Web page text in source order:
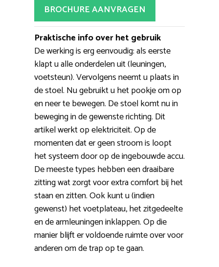
BROCHURE AANVRAGEN
Praktische info over het gebruik
De werking is erg eenvoudig: als eerste
klapt u alle onderdelen uit (leuningen,
voetsteun). Vervolgens neemt u plaats in
de stoel. Nu gebruikt u het pookje om op
en neer te bewegen. De stoel komt nu in
beweging in de gewenste richting. Dit
artikel werkt op elektriciteit. Op de
momenten dat er geen stroom is loopt
het systeem door op de ingebouwde accu.
De meeste types hebben een draaibare
zitting wat zorgt voor extra comfort bij het
staan en zitten. Ook kunt u (indien
gewenst) het voetplateau, het zitgedeelte
en de armleuningen inklappen. Op die
manier blijft er voldoende ruimte over voor
anderen om de trap op te gaan.